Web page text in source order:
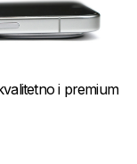
i premium